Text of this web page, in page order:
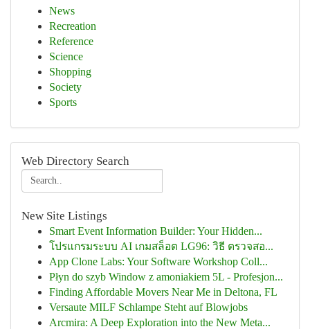
News
Recreation
Reference
Science
Shopping
Society
Sports
Web Directory Search
New Site Listings
Smart Event Information Builder: Your Hidden...
โปรแกรมระบบ AI เกมสล็อต LG96: วิธี ตรวจสอ...
App Clone Labs: Your Software Workshop Coll...
Płyn do szyb Window z amoniakiem 5L - Profesjon...
Finding Affordable Movers Near Me in Deltona, FL
Versaute MILF Schlampe Steht auf Blowjobs
Arcmira: A Deep Exploration into the New Meta...